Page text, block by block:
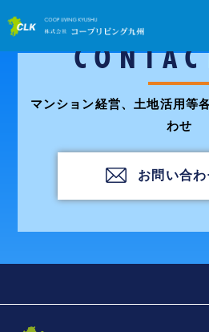
マンション経営、土地活用等
わせ
お問い合わ